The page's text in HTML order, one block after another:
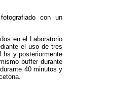
con un
en el Laboratorio
el uso de tres
hs y posteriormente
buffer durante
40 minutos y